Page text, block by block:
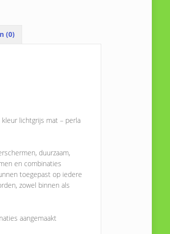
(0)
lichtgrijs mat – perla
duurzaam,
en combinaties
toegepast op iedere
zowel binnen als
aangemaakt